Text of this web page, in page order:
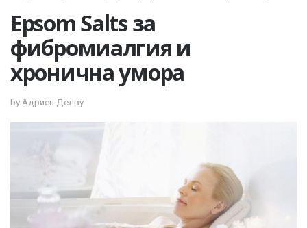
Epsom Salts за
фибромиалгия и
хронична умора
by Адриен Делву